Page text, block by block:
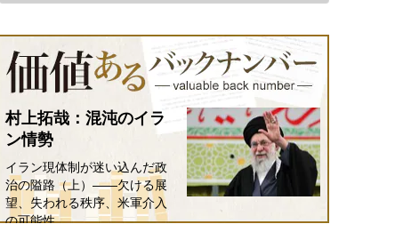
村上拓哉：混沌のイラ
ン情勢
イラン現体制が迷い込んだ政
治の隘路（上）――欠ける展
望、失われる秩序、米軍介入
の可能性